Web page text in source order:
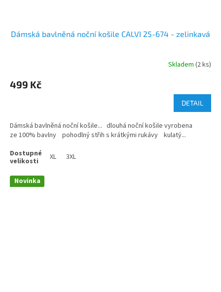
Dámská bavlněná noční košile CALVI 25-674 - zelinkavá
Skladem (2 ks)
499 Kč
DETAIL
Dámská bavlněná noční košile... dlouhá noční košile vyrobena
ze 100% bavlny pohodlný střih s krátkými rukávy kulatý...
XL 3XL
Novinka